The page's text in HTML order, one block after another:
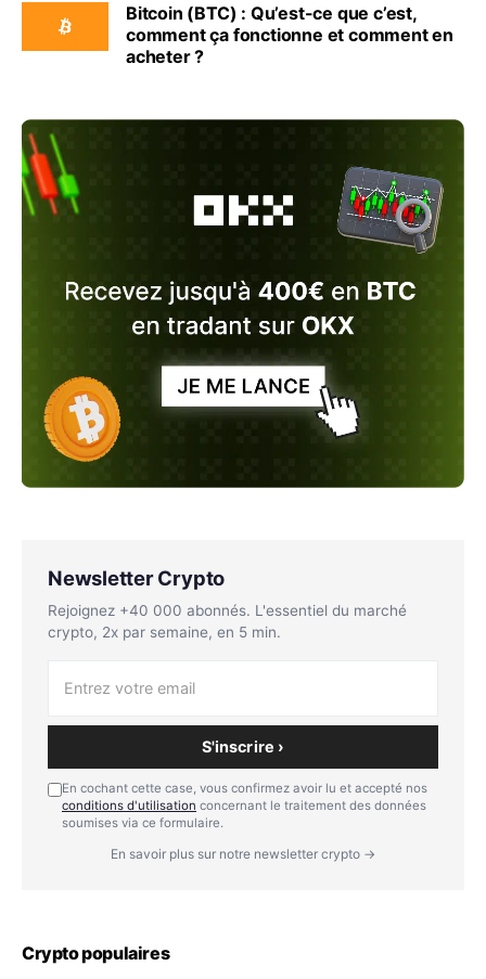
Bitcoin (BTC) : Qu’est-ce que c’est,
comment ça fonctionne et comment en
acheter ?
Newsletter Crypto
Rejoignez +40 000 abonnés. L'essentiel du marché
crypto, 2x par semaine, en 5 min.
S'inscrire ›
En cochant cette case, vous confirmez avoir lu et accepté nos
conditions d'utilisation concernant le traitement des données
soumises via ce formulaire.
En savoir plus sur notre newsletter crypto →
Crypto populaires